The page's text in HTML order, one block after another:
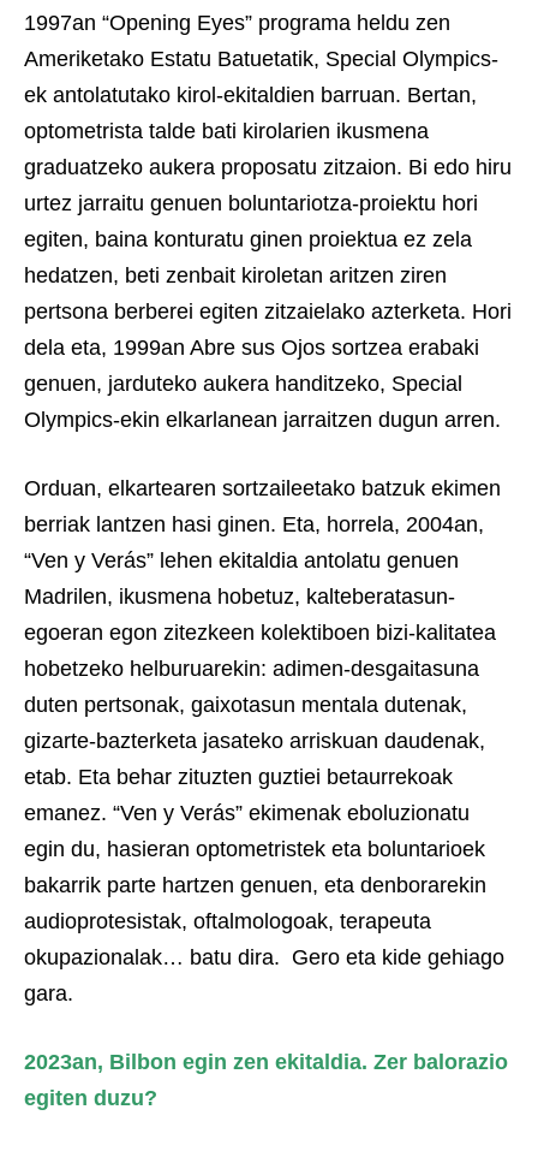
1997an “Opening Eyes” programa heldu zen
Ameriketako Estatu Batuetatik, Special Olympics-
ek antolatutako kirol-ekitaldien barruan. Bertan,
optometrista talde bati kirolarien ikusmena
graduatzeko aukera proposatu zitzaion. Bi edo hiru
urtez jarraitu genuen boluntariotza-proiektu hori
egiten, baina konturatu ginen proiektua ez zela
hedatzen, beti zenbait kiroletan aritzen ziren
pertsona berberei egiten zitzaielako azterketa. Hori
dela eta, 1999an Abre sus Ojos sortzea erabaki
genuen, jarduteko aukera handitzeko, Special
Olympics-ekin elkarlanean jarraitzen dugun arren.
Orduan, elkartearen sortzaileetako batzuk ekimen
berriak lantzen hasi ginen. Eta, horrela, 2004an,
“Ven y Verás” lehen ekitaldia antolatu genuen
Madrilen, ikusmena hobetuz, kalteberatasun-
egoeran egon zitezkeen kolektiboen bizi-kalitatea
hobetzeko helburuarekin: adimen-desgaitasuna
duten pertsonak, gaixotasun mentala dutenak,
gizarte-bazterketa jasateko arriskuan daudenak,
etab. Eta behar zituzten guztiei betaurrekoak
emanez. “Ven y Verás” ekimenak eboluzionatu
egin du, hasieran optometristek eta boluntarioek
bakarrik parte hartzen genuen, eta denborarekin
audioprotesistak, oftalmologoak, terapeuta
okupazionalak… batu dira. Gero eta kide gehiago
gara.
2023an, Bilbon egin zen ekitaldia. Zer balorazio
egiten duzu?